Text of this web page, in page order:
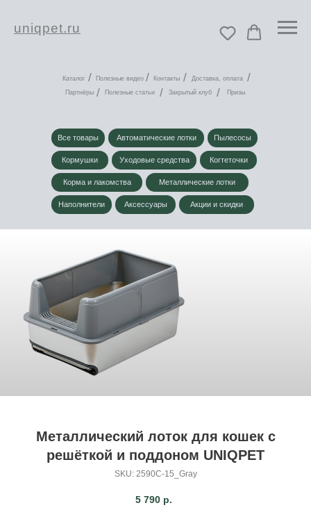
uniqpet.ru
Каталог Полезные видео
/ / Контакты
Доставка, оплата
Партнёры
Полезные статьи Закрытый клуб Призы
/
/
/
/ /
Все товары Автоматические лотки Пылесосы
Кормушки Уходовые средства
Корма и лакомства
Когтеточки
Аксессуары
Наполнители
Металлические лотки
Акции и скидки
Металлический лоток для кошек с
решёткой и поддоном UNIQPET
SKU: 2590C-15_Gray
5 790 р.